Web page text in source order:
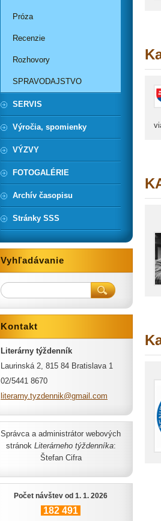
Próza
Recenzie
Rozhovory
SPRAVODAJSTVO
SERVIS
Výročia, spomienky
VÝZVY
FOTOGALÉRIE
Archív časopisu
Stránky SSS
Vyhľadávanie
Kontakt
Literárny týždenník
Laurinská 2, 815 84 Bratislava 1
02/5441 8670
literarny.tyzdennik@gmai l.com
Správca a administrátor webových
stránok Literárneho týždenníka:
Štefan Cifra
Počet návštev od 1. 1. 2026
182 491